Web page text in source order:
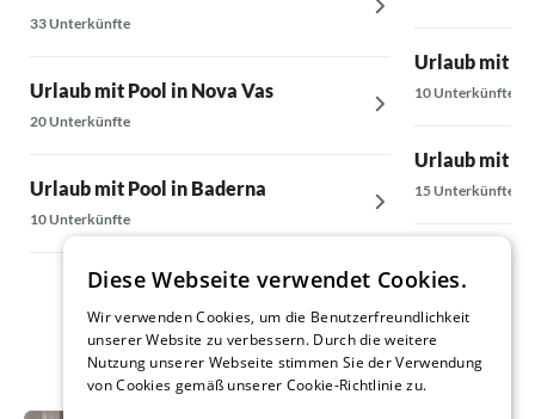
33 Unterkünfte
Urlaub mit Pool in Nova Vas
20 Unterkünfte
Urlaub mit Pool in Baderna
10 Unterkünfte
Urlaub mit
10 Unterkünfte
Urlaub mit
15 Unterkünfte
Diese Webseite verwendet Cookies.
Wir verwenden Cookies, um die Benutzerfreundlichkeit
unserer Website zu verbessern. Durch die weitere
Nutzung unserer Webseite stimmen Sie der Verwendung
von Cookies gemäß unserer Cookie-Richtlinie zu.